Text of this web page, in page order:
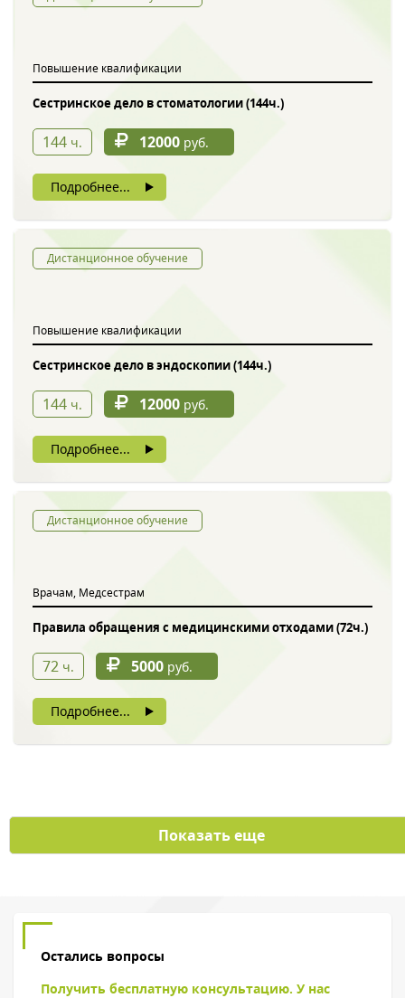
Повышение квалификации
Сестринское дело в стоматологии (144ч.)
144 ч. 12000 руб.
Подробнее...
Дистанционное обучение
Повышение квалификации
Сестринское дело в эндоскопии (144ч.)
144 ч. 12000 руб.
Подробнее...
Дистанционное обучение
Врачам, Медсестрам
Правила обращения с медицинскими отходами (72ч.)
72 ч. 5000 руб.
Подробнее...
Показать еще
Остались вопросы
Получить бесплатную консультацию. У нас
Нажимая на кнопку, вы даете согласие на обработку своих